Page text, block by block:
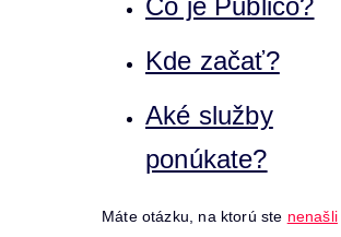
Čo je Publico?
Kde začať?
Aké služby
ponúkate?
Máte otázku, na ktorú ste nenašli